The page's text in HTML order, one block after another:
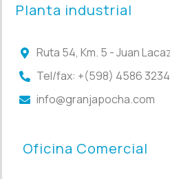
Planta industrial
Ruta 54, Km. 5 - Juan
Tel/fax: +(598) 4586 3234
info@granjapocha.com
Oficina Comercial